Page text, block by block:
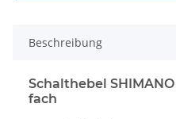
Beschreibung
Schalthebel SHIMANO
fach